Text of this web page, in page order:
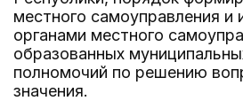
местного самоуправления и
органами местного
образованных
полномочий по решению
значения.